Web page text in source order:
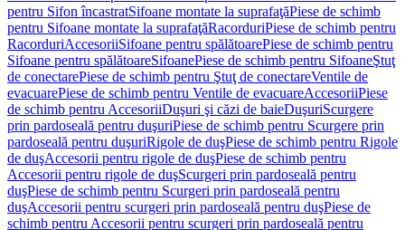
pentru Sifon încastratSifoane montate la suprafaţăPiese de schimb
pentru Sifoane montate la suprafaţăRacorduriPiese de schimb pentru
RacorduriAccesoriiSifoane pentru spălătoarePiese de schimb pentru
Sifoane pentru spălătoareSifoanePiese de schimb pentru SifoaneŞtuţ
de conectarePiese de schimb pentru Ştuţ de conectareVentile de
evacuarePiese de schimb pentru Ventile de evacuareAccesoriiPiese
de schimb pentru AccesoriiDuşuri şi căzi de baieDuşuriScurgere
prin pardoseală pentru duşuriPiese de schimb pentru Scurgere prin
pardoseală pentru duşuriRigole de duşPiese de schimb pentru Rigole
de duşAccesorii pentru rigole de duşPiese de schimb pentru
Accesorii pentru rigole de duşScurgeri prin pardoseală pentru
duşPiese de schimb pentru Scurgeri prin pardoseală pentru
duşAccesorii pentru scurgeri prin pardoseală pentru duşPiese de
schimb pentru Accesorii pentru scurgeri prin pardoseală pentru